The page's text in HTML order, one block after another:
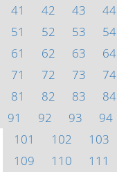
41
42 43 44
51
52 53 54
61
62 63 64
71
72 73 74
81
82 83 84
91
92 93 94
101
102 103
109
110 111